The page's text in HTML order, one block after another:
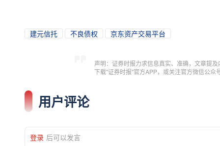
建元信托 不良债权 京东资产交易平台
声明：证券时报力求信息真实、准确，文章提
下载"证券时报"官方APP，或关注官方微信公
用户评论
登录 后可以发言